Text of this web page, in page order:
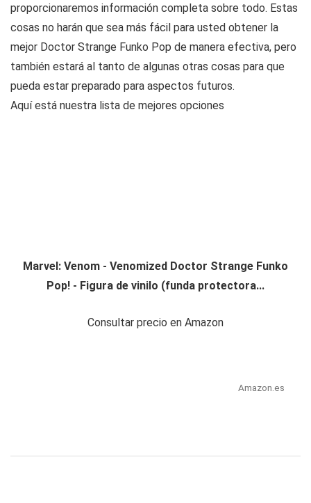
proporcionaremos información completa sobre todo. Estas
cosas no harán que sea más fácil para usted obtener la
mejor Doctor Strange Funko Pop de manera efectiva, pero
también estará al tanto de algunas otras cosas para que
pueda estar preparado para aspectos futuros.
Aquí está nuestra lista de mejores opciones
Marvel: Venom - Venomized Doctor Strange Funko
Pop! - Figura de vinilo (funda protectora...
Consultar precio en Amazon
Amazon.es